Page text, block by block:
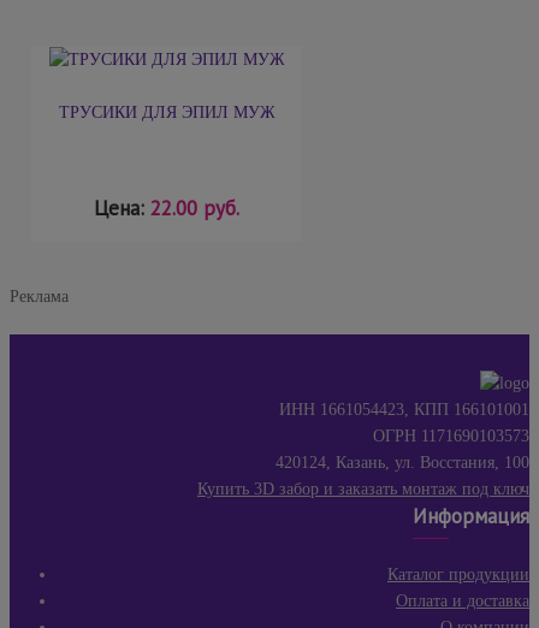
ТРУСИКИ ДЛЯ ЭПИЛ МУЖ
Цена: 22.00 руб.
Реклама
ИНН 1661054423, КПП 166101001
ОГРН 1171690103573
420124, Казань, ул. Восстания, 100
Купить 3D забор и заказать монтаж под ключ
Информация
Каталог продукции
Оплата и доставка